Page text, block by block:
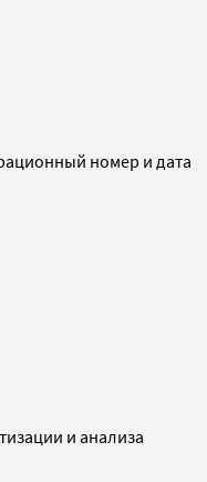
номер и дата
и анализа